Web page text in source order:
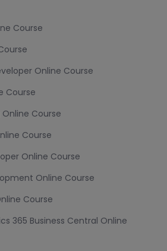
Course
Online Course
Course
Course
Course
Online Course
Online Course
Course
365 Business Central Online